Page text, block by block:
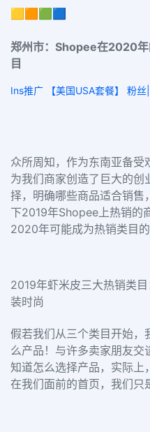
🟨🟧🟩🟦
郑州市：Shopee在2020年
目
Ins推广 【美国USA套餐】 粉丝
众所周知，作为东南亚备
为我们商家创造了巨大的
择，明确哪些商品适合销售
下2019年Shopee上热销的
2020年可能成为热销类目的
2019年虾米皮三大热销类
装时尚
假若我们从三个类目开始，
么产品！与许多卖家朋友交
知道怎么选择产品，实际上
在我们面前的首页，我们只